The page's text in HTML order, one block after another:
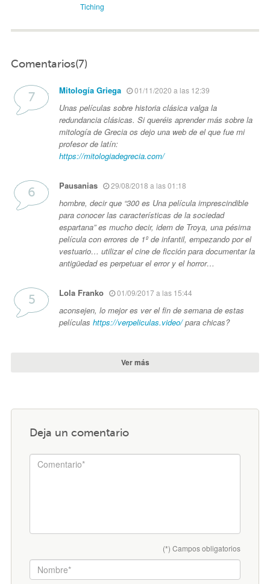
Tiching
Comentarios(7)
Mitología Griega 01/11/2020 a las 12:39
Unas películas sobre historia clásica valga la
redundancia clásicas. Si queréis aprender más sobre la
mitología de Grecia os dejo una web de el que fue mi
profesor de latín:
https://mitologiadegrecia.com/
Pausanias 29/08/2018 a las 01:18
hombre, decir que “300 es Una película imprescindible
para conocer las características de la sociedad
espartana” es mucho decir, idem de Troya, una pésima
película con errores de 1º de infantil, empezando por el
vestuario… utilizar el cine de ficción para documentar la
antigüedad es perpetuar el error y el horror…
Lola Franko 01/09/2017 a las 15:44
aconsejen, lo mejor es ver el fin de semana de estas
películas https://verpeliculas.video/para chicas?
Ver más
Deja un comentario
(*) Campos obligatorios